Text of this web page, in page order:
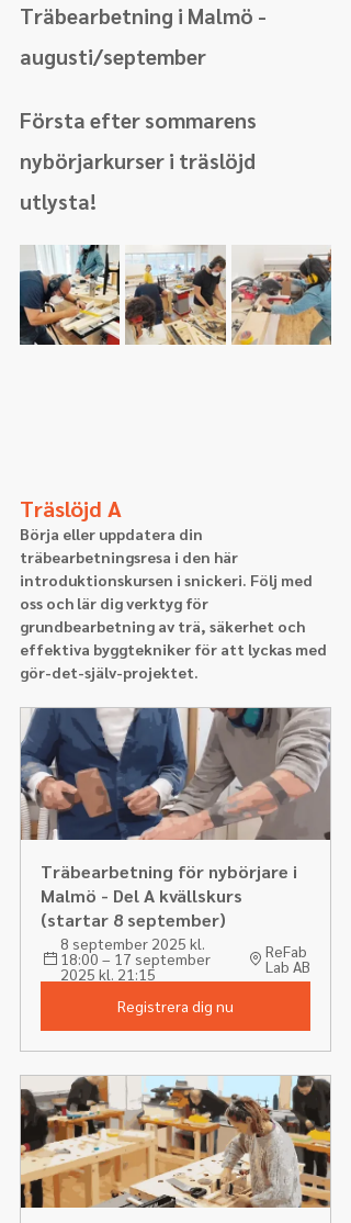
Träbearbetning i Malmö -
augusti/september
Första efter sommarens
nybörjarkurser i träslöjd
utlysta!
Träslöjd A
Börja eller uppdatera din
träbearbetningsresa i den här
introduktionskursen i snickeri. Följ med
oss och lär dig verktyg för
grundbearbetning av trä, säkerhet och
effektiva byggtekniker för att lyckas med
gör-det-själv-projektet.
Träbearbetning för nybörjare i
Malmö - Del A kvällskurs
(startar 8 september)
8 september 2025 kl.
18:00 – 17 september
2025 kl. 21:15
ReFab
Lab AB
Registrera dig nu